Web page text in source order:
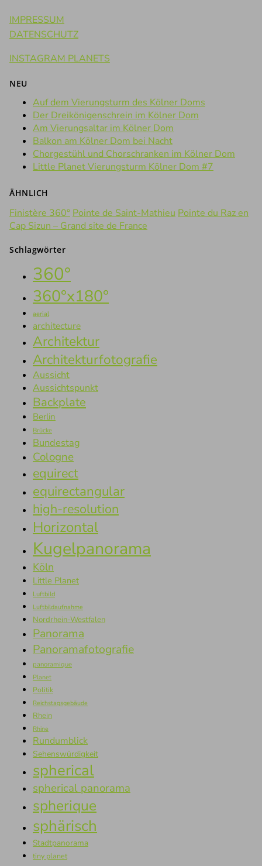
IMPRESSUM
DATENSCHUTZ
INSTAGRAM PLANETS
NEU
Auf dem Vierungsturm des Kölner Doms
Der Dreikönigenschrein im Kölner Dom
Am Vierungsaltar im Kölner Dom
Balkon am Kölner Dom bei Nacht
Chorgestühl und Chorschranken im Kölner Dom
Little Planet Vierungsturm Kölner Dom #7
ÄHNLICH
Finistère 360° Pointe de Saint-Mathieu Pointe du Raz en
Cap Sizun – Grand site de France
Schlagwörter
360°
360°x180°
aerial
architecture
Architektur
Architekturfotografie
Aussicht
Aussichtspunkt
Backplate
Berlin
Brücke
Bundestag
Cologne
equirect
equirectangular
high-resolution
Horizontal
Kugelpanorama
Köln
Little Planet
Luftbild
Luftbildaufnahme
Nordrhein-Westfalen
Panorama
Panoramafotografie
panoramique
Planet
Politik
Reichstagsgebäude
Rhein
Rhine
Rundumblick
Sehenswürdigkeit
spherical
spherical panorama
spherique
sphärisch
Stadtpanorama
tiny planet